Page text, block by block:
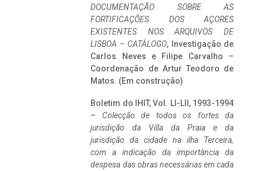
DOCUMENTAÇÃO SOBRE AS
FORTIFICAÇÕES DOS AÇORES
EXISTENTES NOS ARQUIVOS DE
LISBOA – CATÁLOGO, Investigação de
Carlos Neves e Filipe Carvalho –
Coordenação de Artur Teodoro de
Matos. (Em construção)
Boletim do IHIT, Vol. LI-LII, 1993-1994
– Colecção de todos os fortes da
jurisdição da Villa da Praia e da
jurisdição da cidade na ilha Terceira,
com a indicação da importância da
despesa das obras necessárias em cada